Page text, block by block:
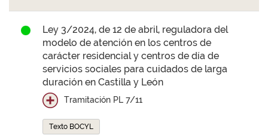
Ley 3/2024, de 12 de abril, reguladora del
modelo de atención en los centros de
carácter residencial y centros de día de
servicios sociales para cuidados de larga
duración en Castilla y León
Tramitación PL 7/11
Texto BOCYL